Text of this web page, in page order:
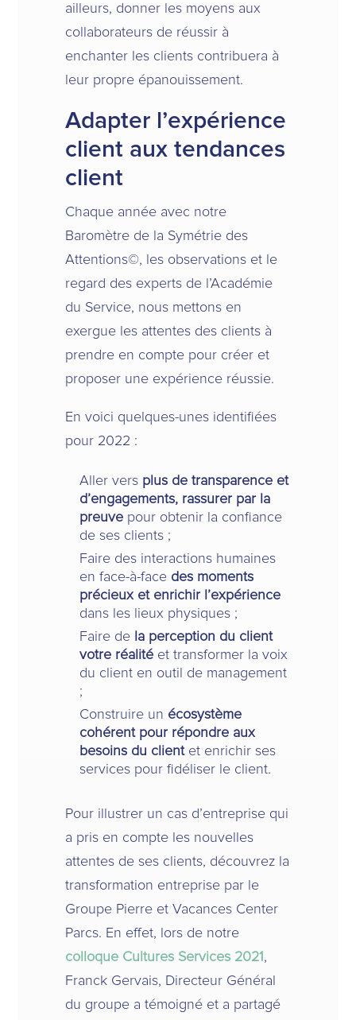
ailleurs, donner les moyens aux
collaborateurs de réussir à
enchanter les clients contribuera à
leur propre épanouissement.
Adapter l’expérience
client aux tendances
client
Chaque année avec notre
Baromètre de la Symétrie des
Attentions©, les observations et le
regard des experts de l’Académie
du Service, nous mettons en
exergue les attentes des clients à
prendre en compte pour créer et
proposer une expérience réussie.
En voici quelques-unes identifiées
pour 2022 :
Aller vers plus de transparence et
d’engagements, rassurer par la
preuve pour obtenir la confiance
de ses clients ;
Faire des interactions humaines
en face-à-face des moments
précieux et enrichir l’expérience
dans les lieux physiques ;
Faire de la perception du client
votre réalité et transformer la voix
du client en outil de management
;
Construire un écosystème
cohérent pour répondre aux
besoins du clientet enrichir ses
services pour fidéliser le client.
Pour illustrer un cas d’entreprise qui
a pris en compte les nouvelles
attentes de ses clients, découvrez la
transformation entreprise par le
Groupe Pierre et Vacances Center
Parcs. En effet, lors de notre
colloque Cultures Services 2021 ,
Franck Gervais, Directeur Général
du groupe a témoigné et a partagé